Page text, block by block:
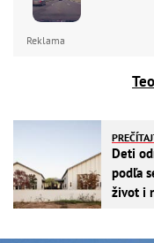
Reklama
Deti
podľa
život i